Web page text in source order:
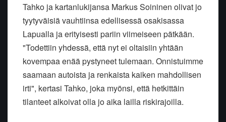
Tahko ja kartanlukijansa Markus Soininen olivat jo
tyytyväisiä vauhtiinsa edellisessä osakisassa
Lapualla ja erityisesti pariin viimeiseen pätkään.
"Todettiin yhdessä, että nyt ei oltaisiin yhtään
kovempaa enää pystyneet tulemaan. Onnistuimme
saamaan autoista ja renkaista kaiken mahdollisen
irti", kertasi Tahko, joka myönsi, että hetkittäin
tilanteet alkoivat olla jo aika lailla riskirajoilla.